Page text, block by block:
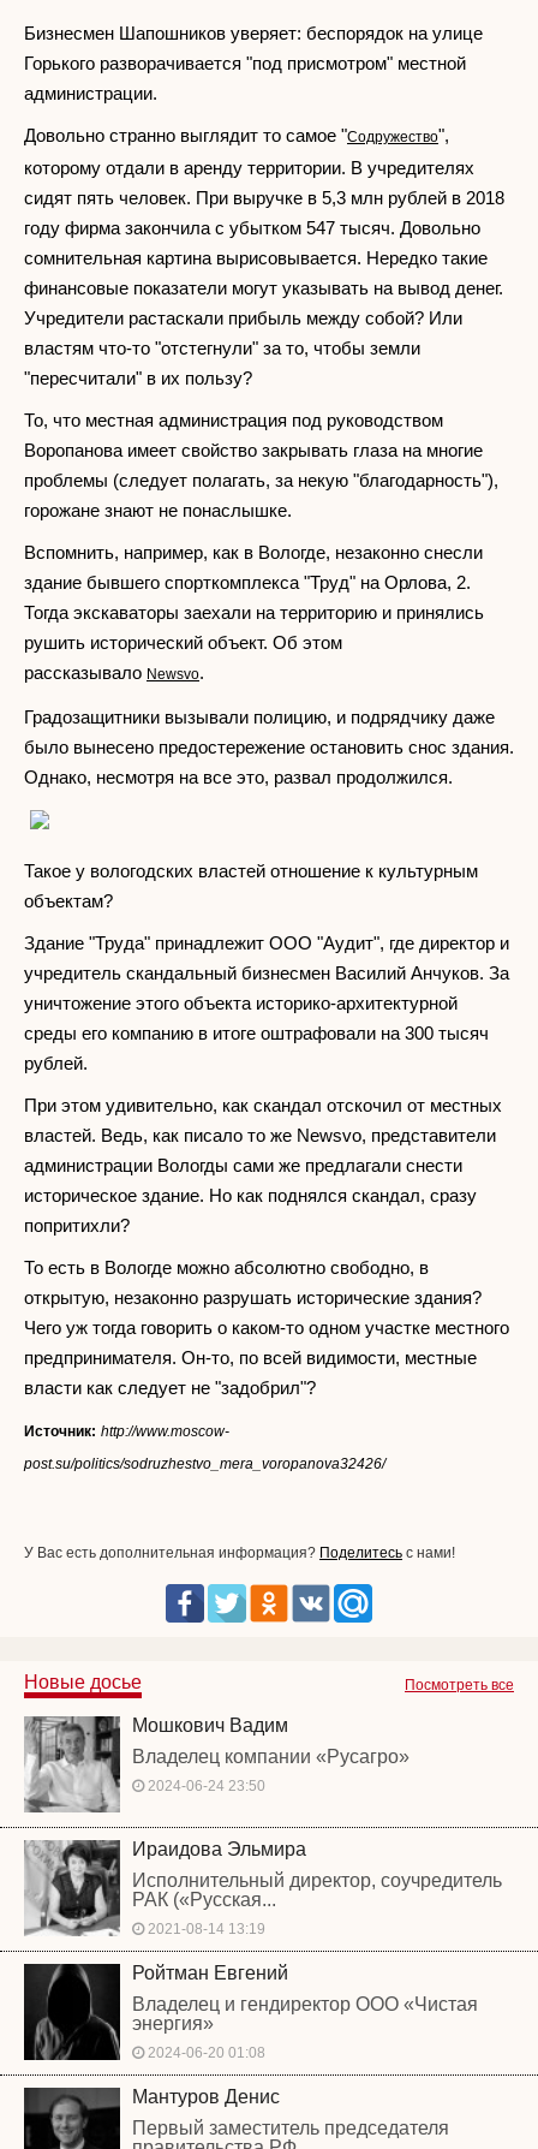
Бизнесмен Шапошников уверяет: беспорядок на улице
Горького разворачивается "под присмотром" местной
администрации.
Довольно странно выглядит то самое "Содружество",
которому отдали в аренду территории. В учредителях
сидят пять человек. При выручке в 5,3 млн рублей в 2018
году фирма закончила с убытком 547 тысяч. Довольно
сомнительная картина вырисовывается. Нередко такие
финансовые показатели могут указывать на вывод денег.
Учредители растаскали прибыль между собой? Или
властям что-то "отстегнули" за то, чтобы земли
"пересчитали" в их пользу?
То, что местная администрация под руководством
Воропанова имеет свойство закрывать глаза на многие
проблемы (следует полагать, за некую "благодарность"),
горожане знают не понаслышке.
Вспомнить, например, как в Вологде, незаконно снесли
здание бывшего спорткомплекса "Труд" на Орлова, 2.
Тогда экскаваторы заехали на территорию и принялись
рушить исторический объект. Об этом
рассказывало Newsvo.
Градозащитники вызывали полицию, и подрядчику даже
было вынесено предостережение остановить снос здания.
Однако, несмотря на все это, развал продолжился.
Такое у вологодских властей отношение к культурным
объектам?
Здание "Труда" принадлежит ООО "Аудит", где директор и
учредитель скандальный бизнесмен Василий Анчуков. За
уничтожение этого объекта историко-архитектурной
среды его компанию в итоге оштрафовали на 300 тысяч
рублей.
При этом удивительно, как скандал отскочил от местных
властей. Ведь, как писало то же Newsvo, представители
администрации Вологды сами же предлагали снести
историческое здание. Но как поднялся скандал, сразу
попритихли?
То есть в Вологде можно абсолютно свободно, в
открытую, незаконно разрушать исторические здания?
Чего уж тогда говорить о каком-то одном участке местного
предпринимателя. Он-то, по всей видимости, местные
власти как следует не "задобрил"?
Источник: http://www.moscow-
post.su/politics/sodruzhestvo_mera_voropanova32426/
У Вас есть дополнительная информация? Поделитесь с нами!
Посмотреть все
Новые досье
Мошкович Вадим
Владелец компании «Русагро»
2024-06-24 23:50
Ираидова Эльмира
Исполнительный директор, соучредитель
РАК («Русская...
2021-08-14 13:19
Ройтман Евгений
Владелец и гендиректор ООО «Чистая
энергия»
2024-06-20 01:08
Мантуров Денис
Первый заместитель председателя